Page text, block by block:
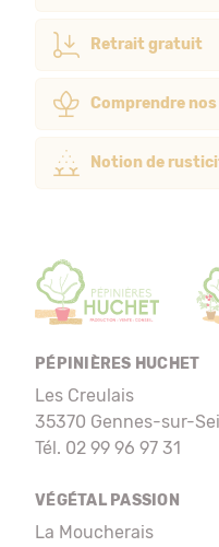
Retrait gratuit
Comprendre
Notion de
PÉPINIÈRES HUCHET
Les Creulais
35370 Gennes-sur-
Tél. 02 99 96 97 31
VÉGÉTAL PASSION
La Moucherais